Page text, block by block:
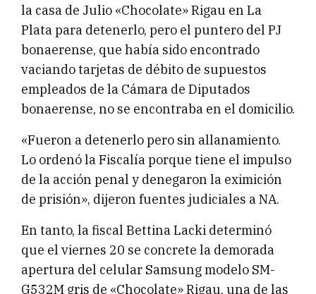
la casa de Julio «Chocolate» Rigau en La
Plata para detenerlo, pero el puntero del PJ
bonaerense, que había sido encontrado
vaciando tarjetas de débito de supuestos
empleados de la Cámara de Diputados
bonaerense, no se encontraba en el domicilio.
«Fueron a detenerlo pero sin allanamiento.
Lo ordenó la Fiscalía porque tiene el impulso
de la acción penal y denegaron la eximición
de prisión», dijeron fuentes judiciales a NA.
En tanto, la fiscal Bettina Lacki determinó
que el viernes 20 se concrete la demorada
apertura del celular Samsung modelo SM-
G532M gris de «Chocolate» Rigau, una de las